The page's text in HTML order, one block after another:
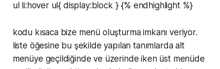
ul li:hover ul{ display:block } {% endhighlight %}
kodu kısaca bize menü oluşturma imkanı veriyor.
liste öğesine bu şekilde yapılan tanımlarda alt
menüye geçildiğinde ve üzerinde iken üst menüde